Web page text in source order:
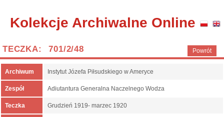
Kolekcje Archiwalne Online
Powrót
TECZKA: 701/2/48
Archiwum Instytut Józefa Piłsudskiego w Ameryce
Zespół Adiutantura Generalna Naczelnego Wodza
Teczka Grudzień 1919- marzec 1920